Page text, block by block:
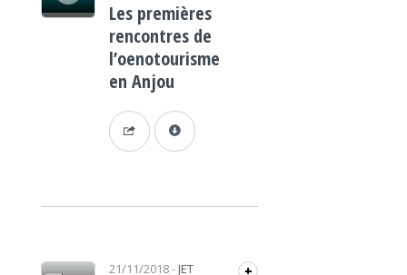
Les premières
rencontres de
l’oenotourisme
en Anjou
Lecteur audio 21/11/2018- JET +